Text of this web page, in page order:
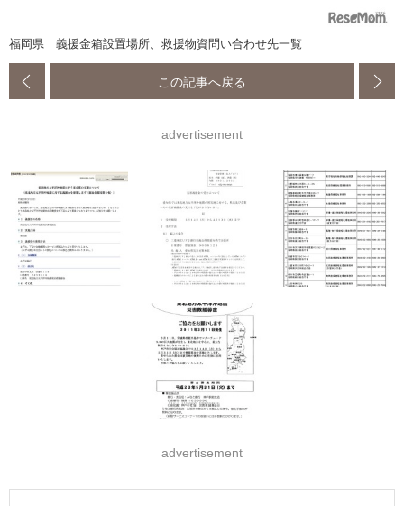
福岡県 義援金箱設置場所、救援物資問い合わせ先一覧
この記事へ戻る
advertisement
advertisement